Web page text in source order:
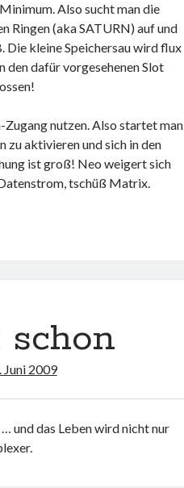
Also sucht man die
(aka SATURN) auf und
Die kleine Speichersau wird flux
den dafür vorgesehenen Slot
nutzen. Also startet man
zu aktivieren und sich in den
ist groß! Neo weigert sich
tschüß Matrix.
Juni 2009
das Leben wird nicht nur